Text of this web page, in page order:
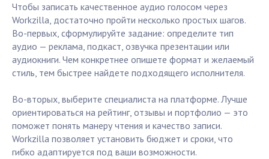
Чтобы записать качественное аудио голосом через
Workzilla, достаточно пройти несколько простых шагов.
Во-первых, сформулируйте задание: определите тип
аудио — реклама, подкаст, озвучка презентации или
аудиокниги. Чем конкретнее опишете формат и желаемый
стиль, тем быстрее найдете подходящего исполнителя.
Во-вторых, выберите специалиста на платформе. Лучше
ориентироваться на рейтинг, отзывы и портфолио — это
поможет понять манеру чтения и качество записи.
Workzilla позволяет установить бюджет и сроки, что
гибко адаптируется под ваши возможности.